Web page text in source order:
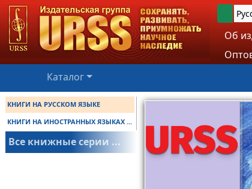
Об
Каталог
КНИГИ НА РУССКОМ ЯЗЫКЕ
КНИГИ НА ИНОСТРАННЫХ ЯЗЫКАХ ...
Все книжные серии ...